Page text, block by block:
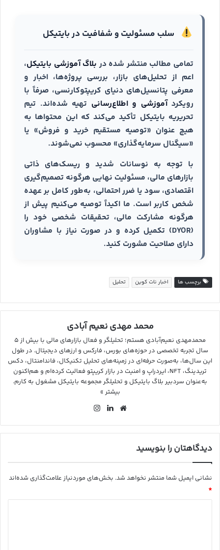
سلب مسئولیت و شفافیت در بایتیکل
تمامی مطالب منتشر شده در بلاگ آموزشی بایتیکل،
اعم از تحلیل‌های بازار، بررسی پروژه‌ها، اخبار و
معرفی پتانسیل‌های دنیای کریپتوکارنسی، صرفاً با
رویکردآموزشی و اطلاع‌رسانی تهیه شده‌اند. تیم
تحریریه بایتیکل تأکید می‌کند که این محتواها به
هیچ عنوان «توصیه مستقیم خرید و فروش» یا
«سیگنال سرمایه‌گذاری» محسوب نمی‌شوند.
با توجه به نوسانات شدید و ریسک‌های ذاتی
بازارهای مالی، مسئولیت نهایی هرگونه تصمیم‌گیری
اقتصادی، سود یا ضرر احتمالی، به‌طور کامل بر عهده
شخص کاربر است. ما اکیداً توصیه می‌کنیم پیش از
هرگونه مشارکت مالی، تحقیقات شخصی خود را
(DYOR) تکمیل کرده و در صورت نیاز با مشاوران
دارای صلاحیت مشورت کنید.
برچسب ها اخبار نات کوین تحلیل
محمد مهدی نعیم آبادی
محمدمهدی نعیم‌آبادی هستم؛ تحلیلگر و فعال بازارهای مالی با بیش از ۵
سال تجربه تخصصی در حوزه‌های بورس، فارکس و ارزهای دیجیتال. در طول
این سال‌ها، به‌صورت حرفه‌ای در زمینه‌های تحلیل تکنیکال، فاندامنتال، دکس
تریدینگ، NFT، ایردراپ و امنیت در بازار کریپتو فعالیت کرده‌ام و هم‌اکنون
به‌عنوان سردبیر بلاگ بایتیکل و تحلیلگر مجموعه بایتیکل مشغول به کارم.
بیشتر »
وب
ت
لین
ین گرا
دیدگاهتان را بنویسید
نشانی ایمیل شما منتشر نخواهد شد. بخش‌های موردنیاز علامت‌گذاری شده‌اند
*